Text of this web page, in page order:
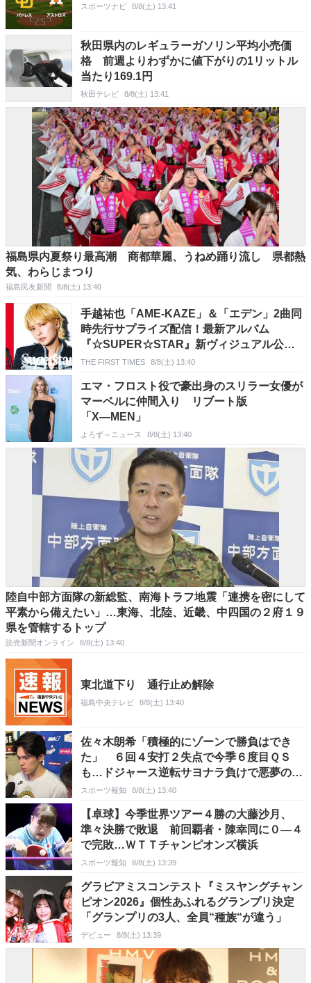
スポーツナビ 8/8(土) 13:41
秋田県内のレギュラーガソリン平均小売価
格 前週よりわずかに値下がりの1リットル
当たり169.1円
秋田テレビ 8/8(土) 13:41
福島県内夏祭り最高潮 商都華麗、うねめ踊り流し 県都熱
気、わらじまつり
福島民友新聞 8/8(土) 13:40
手越祐也「AME-KAZE」＆「エデン」2曲同
時先行サプライズ配信！最新アルバム
『☆SUPER☆STAR』新ヴィジュアル公開
も
THE FIRST TIMES 8/8(土) 13:40
エマ・フロスト役で豪出身のスリラー女優が
マーベルに仲間入り リブート版
「X―MEN」
よろず～ニュース 8/8(土) 13:40
陸自中部方面隊の新総監、南海トラフ地震「連携を密にして
平素から備えたい」…東海、北陸、近畿、中四国の２府１９
県を管轄するトップ
読売新聞オンライン 8/8(土) 13:40
東北道下り 通行止め解除
福島中央テレビ 8/8(土) 13:40
佐々木朗希「積極的にゾーンで勝負はでき
た」 ６回４安打２失点で今季６度目ＱＳ
も…ドジャース逆転サヨナラ負けで悪夢の７
連敗
スポーツ報知 8/8(土) 13:40
【卓球】今季世界ツアー４勝の大藤沙月、
準々決勝で敗退 前回覇者・陳幸同に０―４
で完敗…ＷＴＴチャンピオンズ横浜
スポーツ報知 8/8(土) 13:39
グラビアミスコンテスト『ミスヤングチャン
ピオン2026』個性あふれるグランプリ決定
「グランプリの3人、全員“種族“が違う」
デビュー 8/8(土) 13:39